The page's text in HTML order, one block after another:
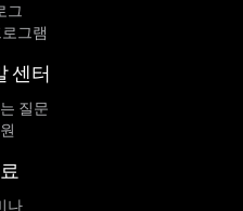
그
그램
센터
질문
나